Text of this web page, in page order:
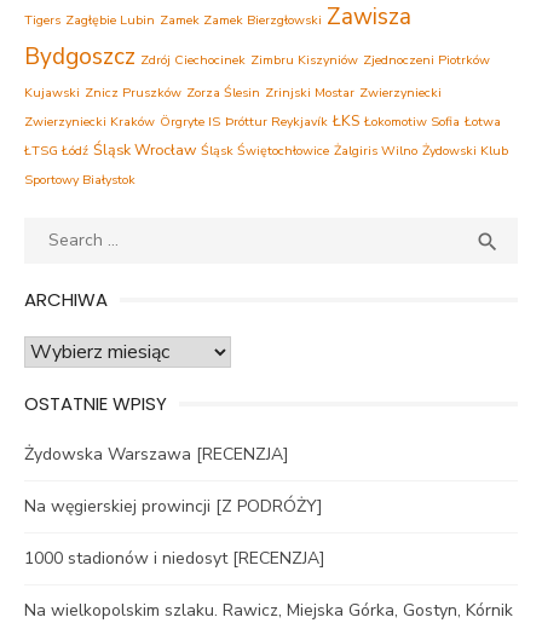
Tigers Zagłębie Lubin Zamek Zamek Bierzgłowski Zawisza
Bydgoszcz Zdrój Ciechocinek Zimbru Kiszyniów Zjednoczeni Piotrków
Kujawski Znicz Pruszków Zorza Ślesin Zrinjski Mostar Zwierzyniecki
Zwierzyniecki Kraków Örgryte IS Þróttur Reykjavík ŁKS Łokomotiw Sofia Łotwa
ŁTSG Łódź Śląsk Wrocław Śląsk Świętochłowice Żalgiris Wilno Żydowski Klub
Sportowy Białystok
Search

ARCHIWA
Archiwa
OSTATNIE WPISY
Żydowska Warszawa [RECENZJA]
Na węgierskiej prowincji [Z PODRÓŻY]
1000 stadionów i niedosyt [RECENZJA]
Na wielkopolskim szlaku. Rawicz, Miejska Górka, Gostyn, Kórnik